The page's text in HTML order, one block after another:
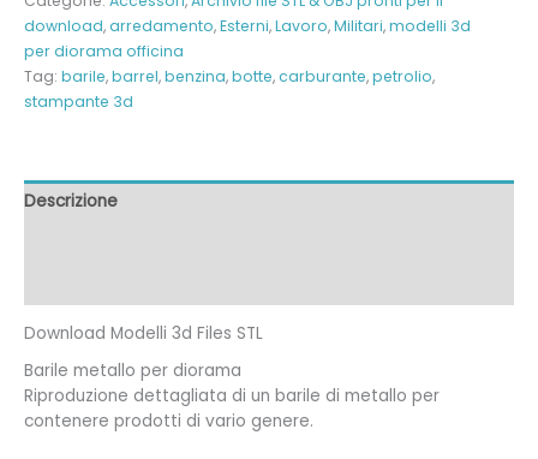
download,arredamento,Esterni,Lavoro,Militari,modelli 3d
per diorama officina
Tag: barile,barrel,benzina,botte,carburante,petrolio,
stampante 3d
Descrizione
Download Modelli 3d Files STL
Barile metallo per diorama
Riproduzione dettagliata di un barile di metallo per
contenere prodotti di vario genere.